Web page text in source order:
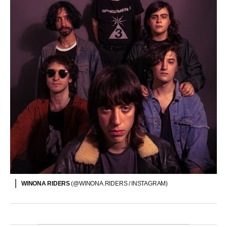
WINONA RIDERS(@WINONA.RIDERS / INSTAGRAM)